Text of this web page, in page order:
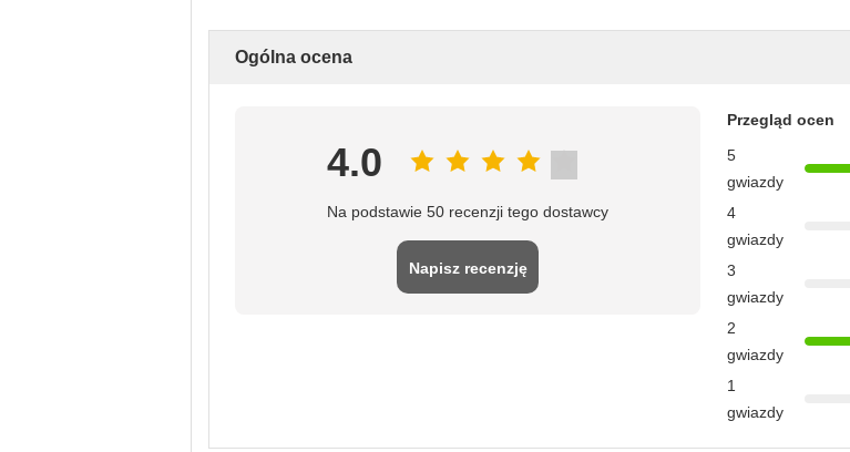
Ogólna ocena
4.0
Na podstawie 50 recenzji tego dostawcy
Napisz recenzję
Przegląd ocen
5
gwiazdy
4
gwiazdy
3
gwiazdy
2
gwiazdy
1
gwiazdy